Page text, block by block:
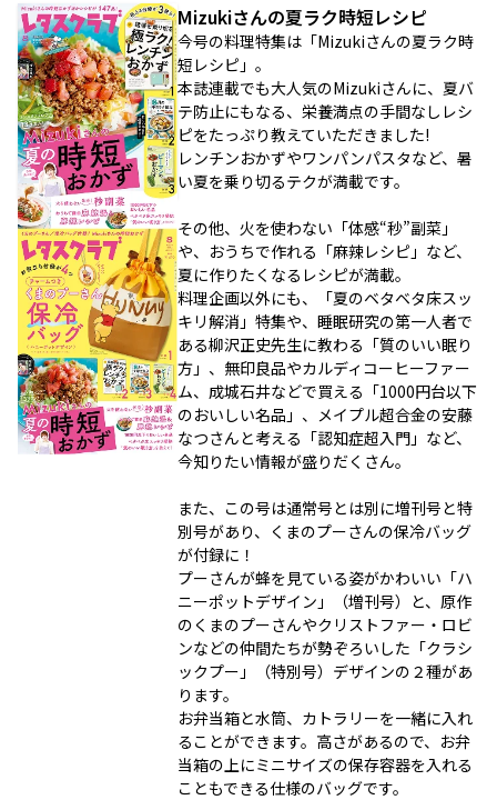
Mizukiさんの夏ラク時短レシピ
今号の料理特集は「Mizukiさんの夏ラク時
短レシピ」。
本誌連載でも大人気のMizukiさんに、夏バ
テ防止にもなる、栄養満点の手間なしレシ
ピをたっぷり教えていただきました!
レンチンおかずやワンパンパスタなど、暑
い夏を乗り切るテクが満載です。
その他、火を使わない「体感“秒”副菜」
や、おうちで作れる「麻辣レシピ」など、
夏に作りたくなるレシピが満載。
料理企画以外にも、「夏のベタベタ床スッ
キリ解消」特集や、睡眠研究の第一人者で
ある柳沢正史先生に教わる「質のいい眠り
方」、無印良品やカルディコーヒーファー
ム、成城石井などで買える「1000円台以下
のおいしい名品」、メイプル超合金の安藤
なつさんと考える「認知症超入門」など、
今知りたい情報が盛りだくさん。
また、この号は通常号とは別に増刊号と特
別号があり、くまのプーさんの保冷バッグ
が付録に！
プーさんが蜂を見ている姿がかわいい「ハ
ニーポットデザイン」（増刊号）と、原作
のくまのプーさんやクリストファー・ロビ
ンなどの仲間たちが勢ぞろいした「クラシ
ックプー」（特別号）デザインの２種があ
ります。
お弁当箱と水筒、カトラリーを一緒に入れ
ることができます。高さがあるので、お弁
当箱の上にミニサイズの保存容器を入れる
こともできる仕様のバッグです。